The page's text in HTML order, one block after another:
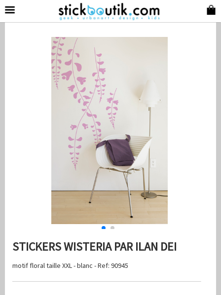
STICKERS WISTERIA PAR ILAN DEI
motif floral taille XXL - blanc - Ref: 90945